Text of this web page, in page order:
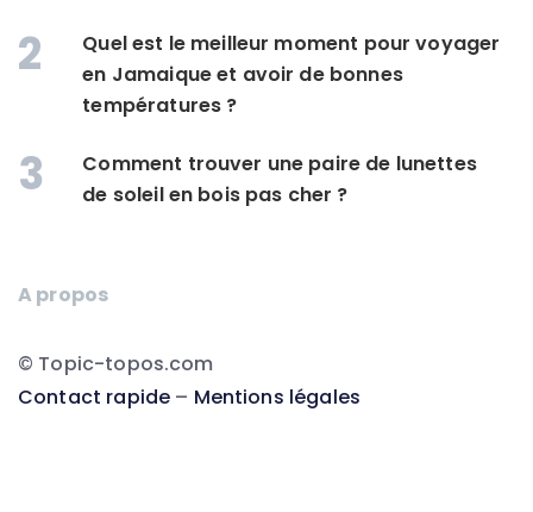
2
Quel est le meilleur moment pour voyager
en Jamaique et avoir de bonnes
températures ?
3
Comment trouver une paire de lunettes
de soleil en bois pas cher ?
A propos
© Topic-topos.com
Contact rapide – Mentions légales